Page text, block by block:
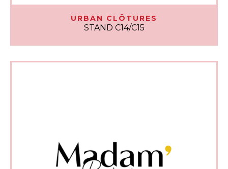
URBAN CLÔTURES
STAND C14/C15